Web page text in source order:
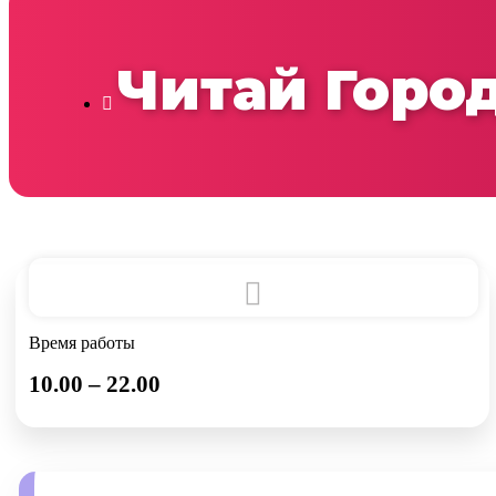
Читай
Время работы
10.00 – 22.00